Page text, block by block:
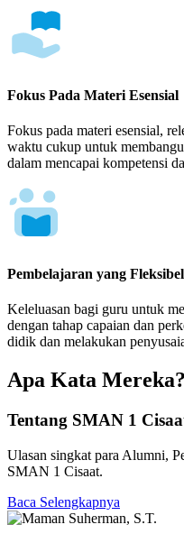
Fokus Pada Materi Esensial
Fokus pada materi esensial,
waktu cukup untuk
dalam mencapai kompetensi
Pembelajaran yang Fleksibel
Keleluasan bagi guru untuk
dengan tahap capaian dan
didik dan melakukan
Apa Kata Mereka?
Tentang SMAN 1
Ulasan singkat para Alumni,
SMAN 1 Cisaat.
Baca Selengkapnya